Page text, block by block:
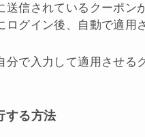
送信されているクーポン
ログイン後、自動で適用
分で入力して適用させる
する方法